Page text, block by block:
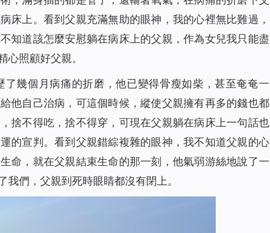
床上。看到父親充滿無助的眼神，我的心裡無比難過，
知道該怎麼安慰躺在病床上的父親，作為女兒我只能盡
心照顧好父親。
幾個月病痛的折磨，他已變得骨瘦如柴，甚至奄奄一
他自己治病，可這個時候，縱使父親擁有再多的錢也都
捨不得吃，捨不得穿，可現在父親躺在病床上一句話也
的宣判。看到父親錯綜複雜的眼神，我不知道父親的心
命，就在父親結束生命的那一刻，他氣弱游絲地說了一
們，父親到死時眼睛都沒有閉上。